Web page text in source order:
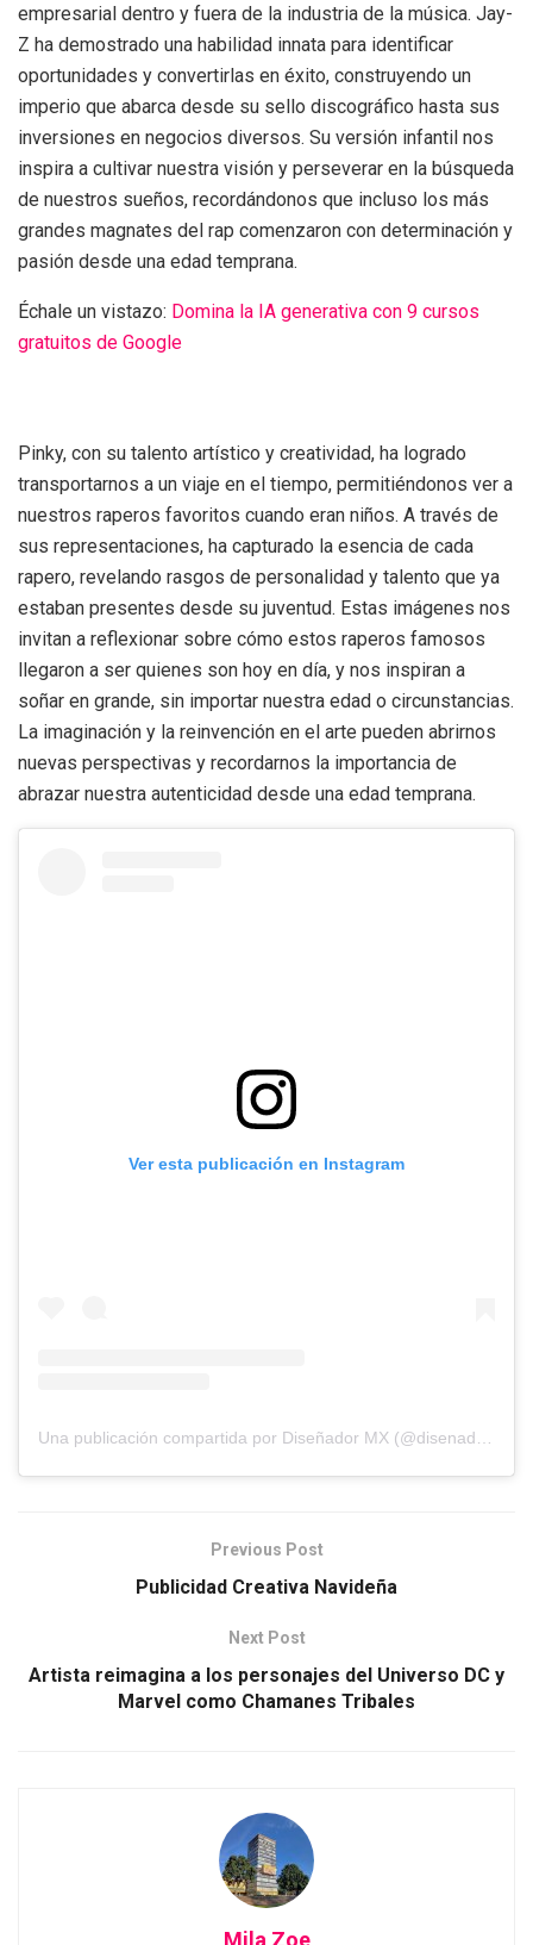
empresarial dentro y fuera de la industria de la música. Jay-
Z ha demostrado una habilidad innata para identificar
oportunidades y convertirlas en éxito, construyendo un
imperio que abarca desde su sello discográfico hasta sus
inversiones en negocios diversos. Su versión infantil nos
inspira a cultivar nuestra visión y perseverar en la búsqueda
de nuestros sueños, recordándonos que incluso los más
grandes magnates del rap comenzaron con determinación y
pasión desde una edad temprana.
Échale un vistazo: Domina la IA generativa con 9 cursos
gratuitos de Google
Pinky, con su talento artístico y creatividad, ha logrado
transportarnos a un viaje en el tiempo, permitiéndonos ver a
nuestros raperos favoritos cuando eran niños. A través de
sus representaciones, ha capturado la esencia de cada
rapero, revelando rasgos de personalidad y talento que ya
estaban presentes desde su juventud. Estas imágenes nos
invitan a reflexionar sobre cómo estos raperos famosos
llegaron a ser quienes son hoy en día, y nos inspiran a
soñar en grande, sin importar nuestra edad o circunstancias.
La imaginación y la reinvención en el arte pueden abrirnos
nuevas perspectivas y recordarnos la importancia de
abrazar nuestra autenticidad desde una edad temprana.
Ver esta publicación en Instagram
Una publicación compartida por Diseñador MX (@disenador.mx)
Previous Post
Publicidad Creativa Navideña
Next Post
Artista reimagina a los personajes del Universo DC y
Marvel como Chamanes Tribales
Mila Zoe